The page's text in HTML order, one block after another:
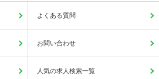
よくある質問
お問い合わせ
人気の求人検索一覧